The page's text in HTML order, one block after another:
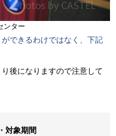
ンター
できるわけではなく、下記
後になりますので注意して
対象期間